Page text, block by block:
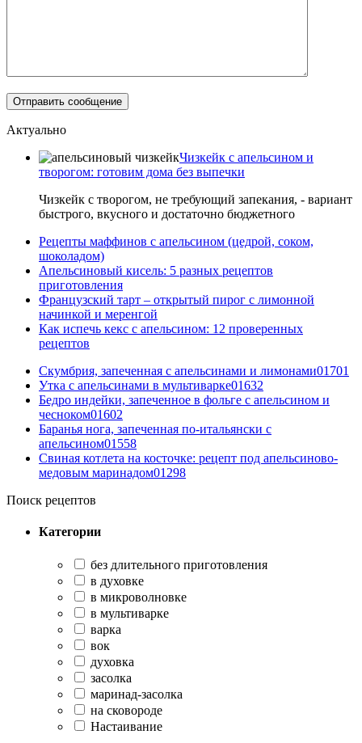
Актуально
Чизкейк с апельсином и
творогом: готовим дома без выпечки
Чизкейк с творогом, не требующий запекания, - вариант
быстрого, вкусного и достаточно бюджетного
Рецепты маффинов с апельсином (цедрой, соком,
шоколадом)
Апельсиновый кисель: 5 разных рецептов
приготовления
Французский тарт – открытый пирог с лимонной
начинкой и меренгой
Как испечь кекс с апельсином: 12 проверенных
рецептов
Скумбрия, запеченная с апельсинами и лимонами01701
Утка с апельсинами в мультиварке01632
Бедро индейки, запеченное в фольге с апельсином и
чесноком01602
Баранья нога, запеченная по-итальянски с
апельсином01558
Свиная котлета на косточке: рецепт под апельсиново-
медовым маринадом01298
Поиск рецептов
Категории
без длительного приготовления
в духовке
в микроволновке
в мультиварке
варка
вок
духовка
засолка
маринад-засолка
на сковороде
Настаивание